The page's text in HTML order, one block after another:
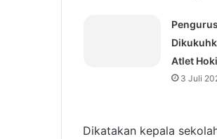
Atlet
3 Juli
Dikatakan kepala